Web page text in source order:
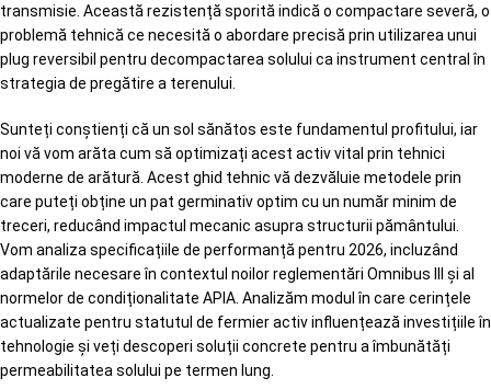
transmisie. Această rezistență sporită indică o compactare severă, o
problemă tehnică ce necesită o abordare precisă prin utilizarea unui
plug reversibil pentru decompactarea solului ca instrument central în
strategia de pregătire a terenului.
Sunteți conștienți că un sol sănătos este fundamentul profitului, iar
noi vă vom arăta cum să optimizați acest activ vital prin tehnici
moderne de arătură. Acest ghid tehnic vă dezvăluie metodele prin
care puteți obține un pat germinativ optim cu un număr minim de
treceri, reducând impactul mecanic asupra structurii pământului.
Vom analiza specificațiile de performanță pentru 2026, incluzând
adaptările necesare în contextul noilor reglementări Omnibus III și al
normelor de condiționalitate APIA. Analizăm modul în care cerințele
actualizate pentru statutul de fermier activ influențează investițiile în
tehnologie și veți descoperi soluții concrete pentru a îmbunătăți
permeabilitatea solului pe termen lung.